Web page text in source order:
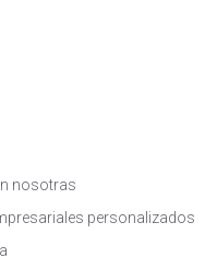
nosotras
personalizados